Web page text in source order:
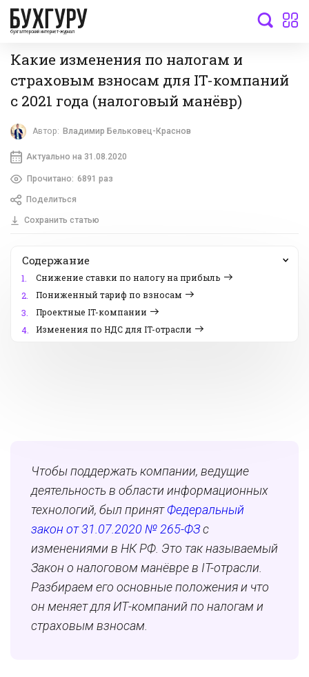
бухгалтерский интернет-журнал
Какие изменения по налогам и
страховым взносам для IT-компаний
с 2021 года (налоговый манёвр)
Автор: Владимир Бельковец-Краснов
Актуально на 31.08.2020
Прочитано: 6891 раз
Поделиться
Сохранить статью
Содержание
1.
Снижение ставки по налогу на прибыль
2.
Пониженный тариф по взносам
3.
Проектные IT-компании
4.
Изменения по НДС для IT-отрасли
Чтобы поддержать компании, ведущие
деятельность в области информационных
технологий, был принятФедеральный
закон от 31.07.2020 № 265-ФЗс
изменениями в НК РФ. Это так называемый
Закон о налоговом манёвре в IT-отрасли.
Разбираем его основные положения и что
он меняет для ИТ-компаний по налогам и
страховым взносам.